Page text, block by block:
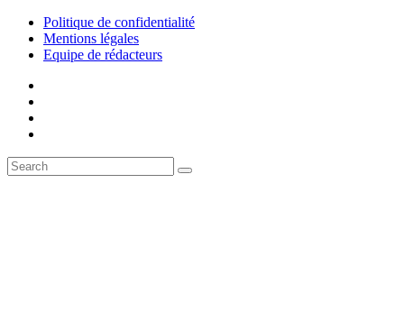
Politique de confidentialité
Mentions légales
Equipe de rédacteurs